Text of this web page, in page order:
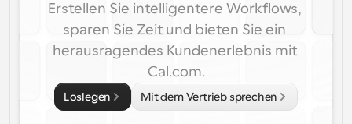
Erstellen Sie intelligentere Workflows,
sparen Sie Zeit und bieten Sie ein
herausragendes Kundenerlebnis mit
Cal.com.
Loslegen Mit dem Vertrieb sprechen